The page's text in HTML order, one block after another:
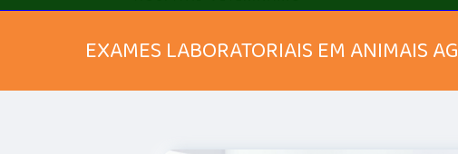
EXAMES LABORATORIAIS EM ANIMAIS